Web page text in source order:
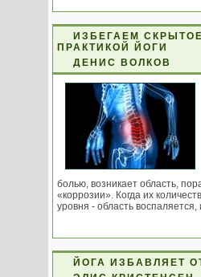
ИЗБЕГАЕМ
ПРАКТИКОЙ ЙОГИ
ДЕНИС ВОЛКОВ
болью, возникает область,
«коррозии». Когда их
уровня - область
ЙОГА ИЗБАВЛЯЕТ